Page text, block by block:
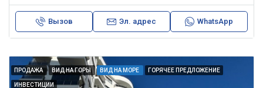
Вызов Эл. адрес WhatsApp
ПРОДАЖА ВИД НА ГОРЫ ВИД НА МОРЕ ГОРЯЧЕЕ ПРЕДЛОЖЕНИЕ
ИНВЕСТИЦИИ